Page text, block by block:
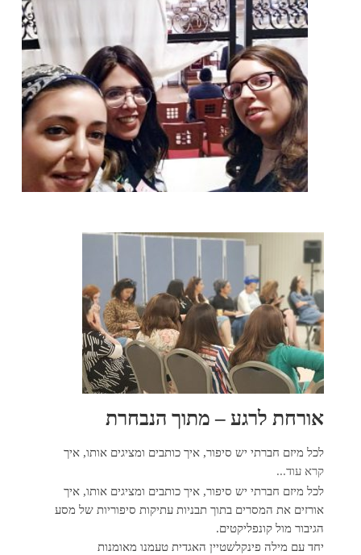
אורחת לרגע – מתוך הנבחרת
לכל מיזם חברתי יש סיפור, איך כותבים ומציגים אותו, איך
קרא עוד...
לכל מיזם חברתי יש סיפור, איך כותבים ומציגים אותו, איך
אורזים את המסרים בתוך תבניות עתיקות סיפוריות של מסע
הגיבור מול קונפליקטים.
יחד עם מילה פינקלשטיין האגדית טעמנו מאומנות